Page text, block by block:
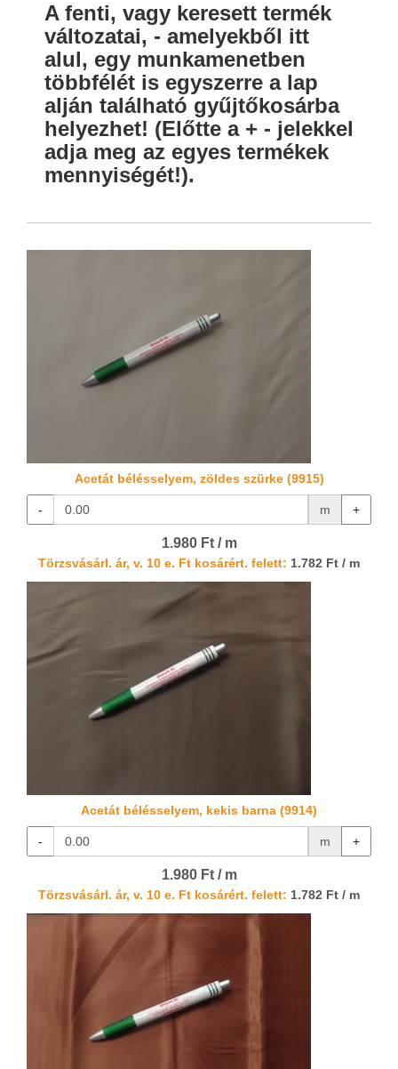
A fenti, vagy keresett termék
változatai, - amelyekből itt
alul, egy munkamenetben
többfélét is egyszerre a lap
alján található gyűjtőkosárba
helyezhet! (Előtte a + - jelekkel
adja meg az egyes termékek
mennyiségét!).
Acetát bélésselyem, zöldes szürke (9915)
- m +
1.980 Ft / m
Törzsvásárl. ár, v. 10 e. Ft kosárért. felett: 1.782 Ft / m
Acetát bélésselyem, kekis barna (9914)
- m +
1.980 Ft / m
Törzsvásárl. ár, v. 10 e. Ft kosárért. felett: 1.782 Ft / m